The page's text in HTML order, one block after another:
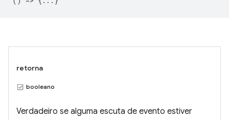
retorna
booleano
Verdadeiro se alguma escuta de evento estiver